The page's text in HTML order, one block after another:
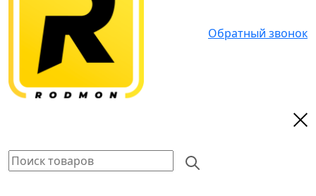
Обратный звонок